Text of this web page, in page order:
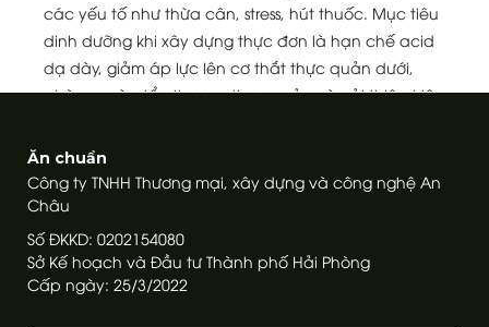
các yếu tố như thừa cân, stress, hút thuốc. Mục tiêu
dinh dưỡng khi xây dựng thực đơn là hạn chế acid
dạ dày, giảm áp lực lên cơ thắt thực quản dưới,
phòng ngừa tổn thương thực quản và cải thiện triệu
XEM THÊM
Ăn chuẩn
Công ty TNHH Thương mại, xây dựng và công nghệ An
Châu
Số ĐKKD: 0202154080
Sở Kế hoạch và Đầu tư Thành phố Hải Phòng
Cấp ngày: 25/3/2022